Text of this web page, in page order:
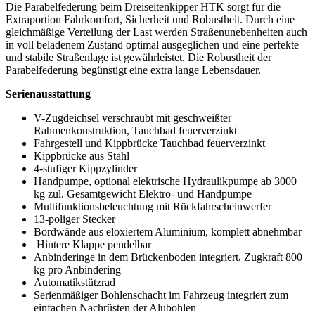
Die Parabelfederung beim Dreiseitenkipper HTK sorgt für die
Extraportion Fahrkomfort, Sicherheit und Robustheit. Durch eine
gleichmäßige Verteilung der Last werden Straßenunebenheiten auch
in voll beladenem Zustand optimal ausgeglichen und eine perfekte
und stabile Straßenlage ist gewährleistet. Die Robustheit der
Parabelfederung begünstigt eine extra lange Lebensdauer.
Serienausstattung
V-Zugdeichsel verschraubt mit geschweißter
Rahmenkonstruktion, Tauchbad feuerverzinkt
Fahrgestell und Kippbrücke Tauchbad feuerverzinkt
Kippbrücke aus Stahl
4-stufiger Kippzylinder
Handpumpe, optional elektrische Hydraulikpumpe ab 3000
kg zul. Gesamtgewicht Elektro- und Handpumpe
Multifunktionsbeleuchtung mit Rückfahrscheinwerfer
13-poliger Stecker
Bordwände aus eloxiertem Aluminium, komplett abnehmbar
Hintere Klappe pendelbar
Anbinderinge in dem Brückenboden integriert, Zugkraft 800
kg pro Anbindering
Automatikstützrad
Serienmäßiger Bohlenschacht im Fahrzeug integriert zum
einfachen Nachrüsten der Alubohlen